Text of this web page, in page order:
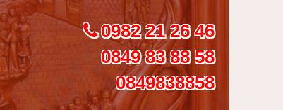
0982 21 26 46
0849 83 88 58
0849838858